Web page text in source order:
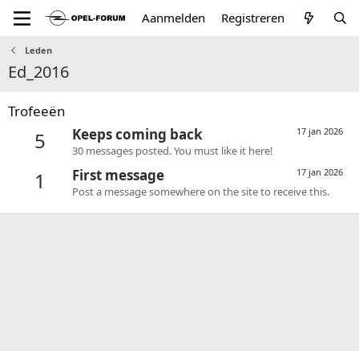
Aanmelden Registreren
Leden
Ed_2016
Trofeeën
5 17 jan 2026
Keeps coming back
30 messages posted. You must like it here!
1 17 jan 2026
First message
Post a message somewhere on the site to receive this.